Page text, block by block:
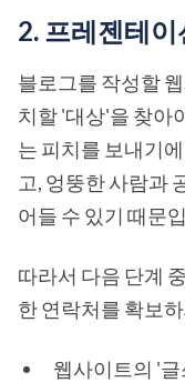
2. 프레젠테
블로그를 작성할
치할 '대상'을 찾아
는 피치를 보내기
고, 엉뚱한 사람과
어들 수 있기 때문
따라서 다음 단계
한 연락처를 확보
웹사이트의 '